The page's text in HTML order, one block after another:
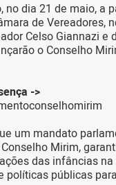
no dia 21 de maio, a
de Vereadores,
Celso Giannazi e
o Conselho
->
um mandato
Mirim,
das infâncias
políticas públicas